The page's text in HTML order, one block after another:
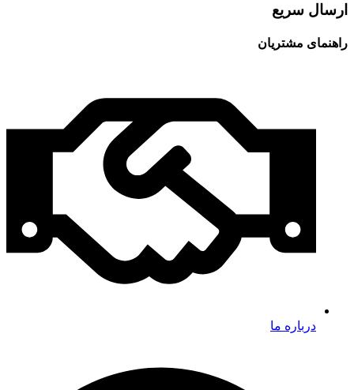
ارسال سریع
راهنمای مشتریان
درباره ما